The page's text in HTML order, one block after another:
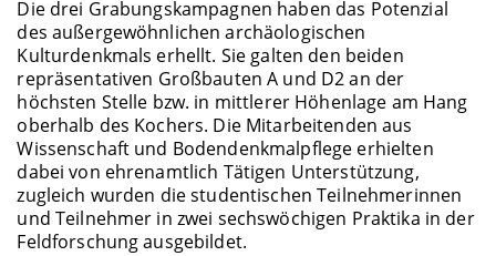
Die drei Grabungskampagnen haben das Potenzial
des außergewöhnlichen archäologischen
Kulturdenkmals erhellt. Sie galten den beiden
repräsentativen Großbauten A und D2 an der
höchsten Stelle bzw. in mittlerer Höhenlage am Hang
oberhalb des Kochers. Die Mitarbeitenden aus
Wissenschaft und Bodendenkmalpflege erhielten
dabei von ehrenamtlich Tätigen Unterstützung,
zugleich wurden die studentischen Teilnehmerinnen
und Teilnehmer in zwei sechswöchigen Praktika in der
Feldforschung ausgebildet.